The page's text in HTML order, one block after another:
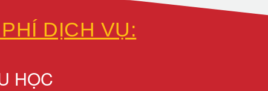
DỊCH VỤ:
HỌC